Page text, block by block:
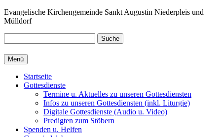
Zum
Inhalt
Evangelische Kirchengemeinde Sankt Augustin Niederpleis und
Mülldorf
Suche
Menü
Startseite
Gottesdienste
Termine u. Aktuelles zu unseren Gottesdiensten
Infos zu unseren Gottesdiensten (inkl. Liturgie)
Digitale Gottesdienste (Audio u. Video)
Predigten zum Stöbern
Spenden u. Helfen